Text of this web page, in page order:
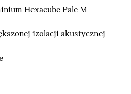
Hexacube Pale M
izolacji akustycznej